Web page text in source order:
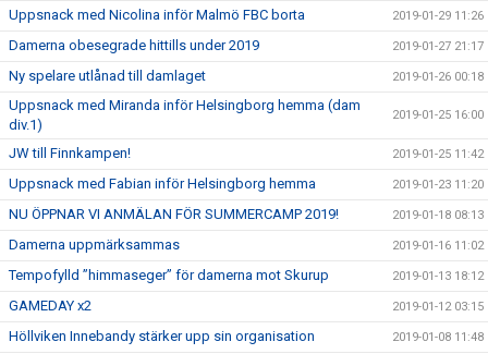
Uppsnack med Nicolina inför Malmö FBC borta 2019-01-29 11:26
Damerna obesegrade hittills under 2019 2019-01-27 21:17
Ny spelare utlånad till damlaget 2019-01-26 00:18
Uppsnack med Miranda inför Helsingborg hemma (dam
div.1)
2019-01-25 16:00
JW till Finnkampen! 2019-01-25 11:42
Uppsnack med Fabian inför Helsingborg hemma 2019-01-23 11:20
NU ÖPPNAR VI ANMÄLAN FÖR SUMMERCAMP 2019! 2019-01-18 08:13
Damerna uppmärksammas 2019-01-16 11:02
Tempofylld ”himmaseger” för damerna mot Skurup 2019-01-13 18:12
GAMEDAY x2 2019-01-12 03:15
Höllviken Innebandy stärker upp sin organisation 2019-01-08 11:48